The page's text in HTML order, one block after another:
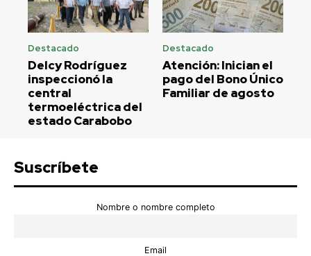
Destacado
Delcy Rodríguez
inspeccionó la
central
termoeléctrica del
estado Carabobo
Destacado
Atención: Inician el
pago del Bono Único
Familiar de agosto
Suscríbete
Nombre o nombre completo
Email